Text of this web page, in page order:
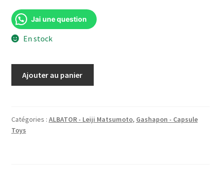
Jai une question
En stock
999
-
Ajouter au panier
Catégories : ALBATOR - Leiji Matsumoto, Gashapon - Capsule
Toys